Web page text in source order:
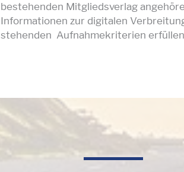
bestehenden Mitgliedsverlag
Informationen zur digitalen
stehenden Aufnahmekriterien